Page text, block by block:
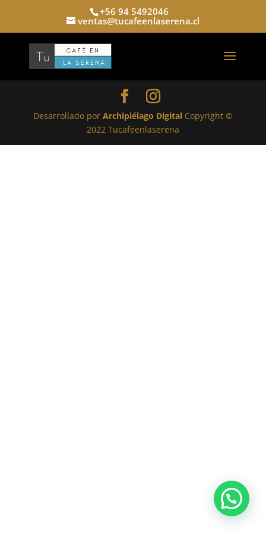
+56 94 5492046
ventas@tucafeenlaserena.cl
Desarrollado por Archipiélago Digital Copyright ©
2022 Tucafeenlaserena